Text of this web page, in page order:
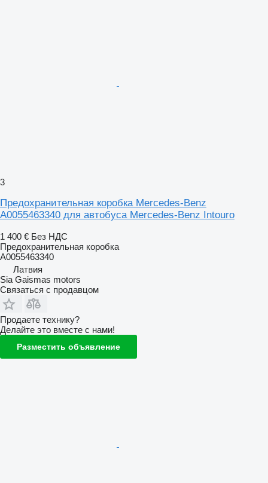
3
Предохранительная коробка Mercedes-Benz
A0055463340 для автобуса Mercedes-Benz Intouro
1 400 € Без НДС
Предохранительная коробка
A0055463340
Латвия
Sia Gaismas motors
Связаться с продавцом
Продаете технику?
Делайте это вместе с нами!
Разместить объявление